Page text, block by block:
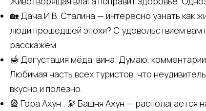
🏡 Дача И.В. Сталина — интересно узнать как
люди прошедшей эпохи? С удовольствием вам
расскажем.⠀
🍯 Дегустация мёда, вина. Думаю,
Любимая часть всех туристов, что
вкусно и полезно.
🎡 Гора Ахун . 🔭 Башня Ахун — располагается